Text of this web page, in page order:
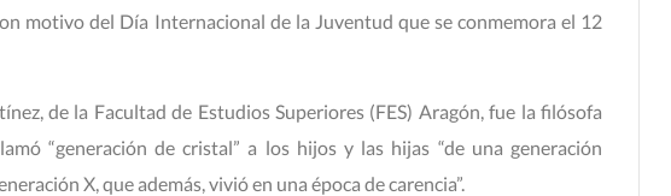
motivo del Día Internacional de la Juventud que se conmemora el 12
de la Facultad de Estudios Superiores (FES) Aragón, fue la filósofa
“generación de cristal” a los hijos y las hijas “de una generación
X, que además, vivió en una época de carencia”.